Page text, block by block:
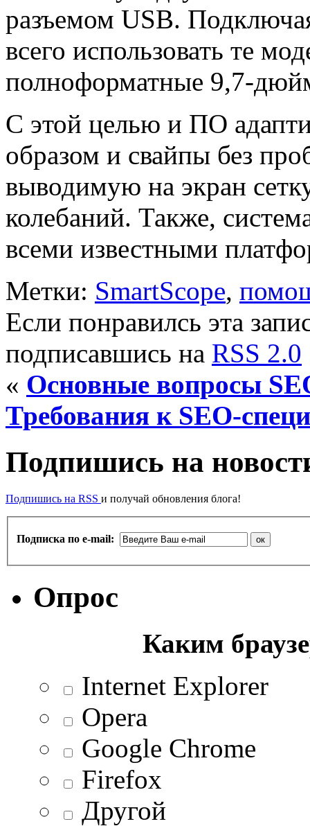
разъемом USB.
всего использовать те
полноформатные 9,7-
С этой целью и ПО
образом и свайпы без
выводимую на экран
колебаний. Также,
всеми известными
Метки: SmartScope,
Если понравилсь эта
подписавшись на RSS 2.0
« Основные вопросы
Требования к SEO-
Подпишись на
Подпишись на RSS и получай обновления блога!
Подписка по e-mail:
Опрос
Каким
Internet Explorer
Opera
Google Chrome
Firefox
Другой